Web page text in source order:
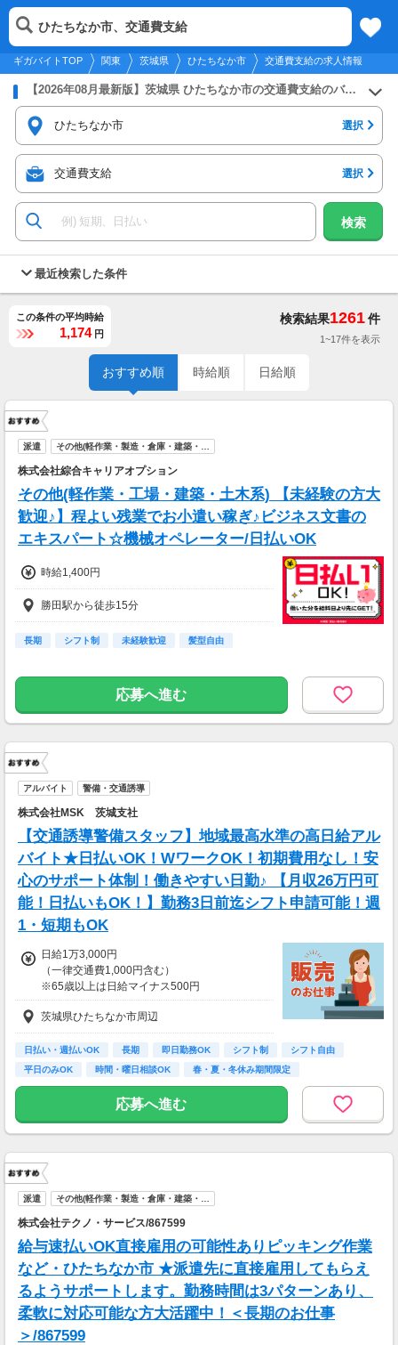
2026年8月10日更新
関東
メニュー
ギガバイトTOP 関東 茨城県 ひたちなか市 交通費支給の求人情報
ひたちなか市、交通費支給
【2026年08月最新版】茨城県 ひたちなか市の交通費支給のバイト・アルバイト・パートの求人募集情報
ひたちなか市 選択
交通費支給 選択
検索
最近検索した条件
この条件の平均時給
1,174 円
検索結果1261件
1~17件を表示
おすすめ順 時給順 日給順
派遣 その他(軽作業・製造・倉庫・建築・…
株式会社綜合キャリアオプション
その他(軽作業・工場・建築・土木系) 【未経験の方大
歓迎♪】程よい残業でお小遣い稼ぎ♪ビジネス文書の
エキスパート☆機械オペレーター/日払いOK
時給1,400円
勝田駅から徒歩15分
長期 シフト制 未経験歓迎 髪型自由
応募へ進む
アルバイト 警備・交通誘導
株式会社MSK 茨城支社
【交通誘導警備スタッフ】地域最高水準の高日給アル
バイト★日払いOK！WワークOK！初期費用なし！安
心のサポート体制！働きやすい日勤♪ 【月収26万円可
能！日払いもOK！】勤務3日前迄シフト申請可能！週
1・短期もOK
日給1万3,000円
（一律交通費1,000円含む）
※65歳以上は日給マイナス500円
※70歳以上は日給マイナス2,000円
---
■交通誘導2級以上の資格をお持ちの方は
日給1万3,000円
※65歳以上は日給マイナス500円
※70歳以上は日給マイナス1,000円
★交通誘導2級（以上）として従事した場合
---
■65歳～69歳迄では他の年代と同じ現場でも
安全面・体力面の考慮により比較的低負荷の業
70歳以降では低負荷業務や季節により
相談の上短時間勤務をすることもあるため
給与が上記になる場合がございます。
＜月収例＞
月収26万円可能
（日給1万3,000円××月20日勤務）
茨城県ひたちなか市周辺
日払い・週払いOK 長期 即日勤務OK シフト制
シフト自由
平日のみOK
時間・曜日相談OK
春・夏・冬休み期間限定
副業・ＷワークOK
応募へ進む
派遣 その他(軽作業・製造・倉庫・建築・…
株式会社テクノ・サービス/867599
給与速払いOK直接雇用の可能性ありピッキング作業
など・ひたちなか市 ★派遣先に直接雇用してもらえ
るようサポートします。勤務時間は3パターンあり、
柔軟に対応可能な方大活躍中！＜長期のお仕事
＞/867599